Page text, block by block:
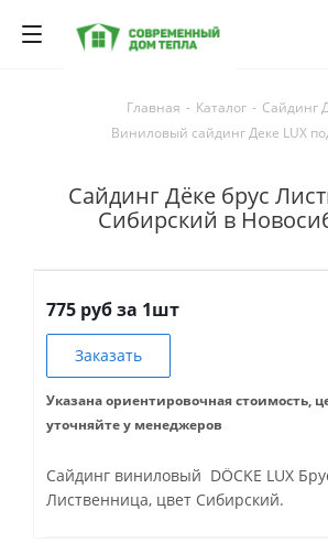
Главная - Каталог - Сайдинг
Виниловый сайдинг Деке LUX
Сайдинг Дёке брус
Сибирский в
775 руб за 1шт
Заказать
Указана ориентировочная стоимость,
уточняйте у менеджеров
Сайдинг виниловый DÖCKE LUX
Лиственница, цвет Сибирский.